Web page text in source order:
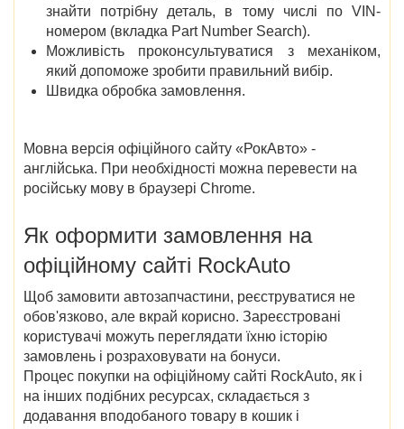
знайти потрібну деталь, в тому числі по VIN-
номером (вкладка Part Number Search).
Можливість проконсультуватися з механіком,
який допоможе зробити правильний вибір.
Швидка обробка замовлення.
Мовна версія офіційного сайту «РокАвто» -
англійська. При необхідності можна перевести на
російську мову в браузері Chrome.
Як оформити замовлення на
офіційному сайті RockAuto
Щоб замовити автозапчастини, реєструватися не
обов'язково, але вкрай корисно. Зареєстровані
користувачі можуть переглядати їхню історію
замовлень і розраховувати на бонуси.
Процес покупки на офіційному сайті RockAuto, як і
на інших подібних ресурсах, складається з
додавання вподобаного товару в кошик і